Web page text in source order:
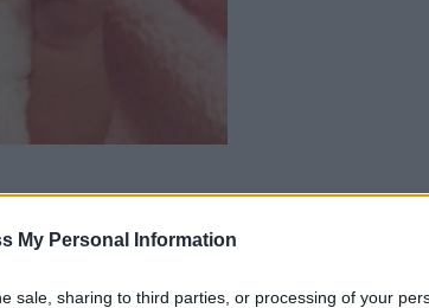
My Personal Information
sale, sharing to third parties, or processing of your
ja mukaan
keskittyvänsä